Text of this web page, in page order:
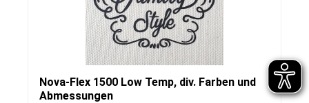
Nova-Flex 1500 Low Temp, div. Farben und
Abmessungen